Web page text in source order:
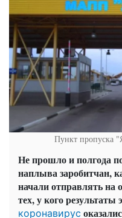
Пункт пропуска
Не прошло и полгода
наплыва заробитчан,
начали отправлять на
тех, у кого результаты
коронавирус